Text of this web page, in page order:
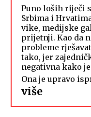
Puno loših riječi
Srbima i
vike, medijske
prijetnji. Kao da
probleme
tako, jer
negativna kako
Ona je upravo
više:
Hrvati